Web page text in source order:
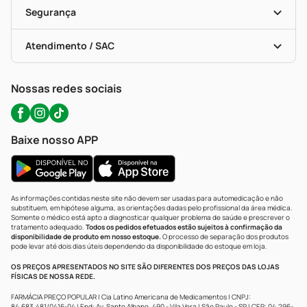
Formas De Pagamento
Troca E Devolução
Bulas De A A Z
Políticas De Marketplace
Serviços Farmacêuticos
Testes Rápidos
Autoteste Covid-19
Segurança
Certificado De Segurança
Portal Da Privacidade
Atendimento / SAC
WhatsApp (47) 9202-1687
Nossas redes sociais
Baixe nosso APP
As informações contidas neste site não devem ser usadas para automedicação e não
substituem, em hipótese alguma, as orientações dadas pelo profissional da área médica.
Somente o médico está apto a diagnosticar qualquer problema de saúde e prescrever o
tratamento adequado. Todos os pedidos efetuados estão sujeitos à confirmação da
disponibilidade de produto em nosso estoque.O processo de separação dos produtos
pode levar até dois dias úteis dependendo da disponibilidade do estoque em loja.
OS PREÇOS APRESENTADOS NO SITE SÃO DIFERENTES DOS PREÇOS DAS LOJAS
FÍSICAS DE NOSSA REDE.
FARMÁCIA PREÇO POPULAR | Cia Latino Americana de Medicamentos | CNPJ: